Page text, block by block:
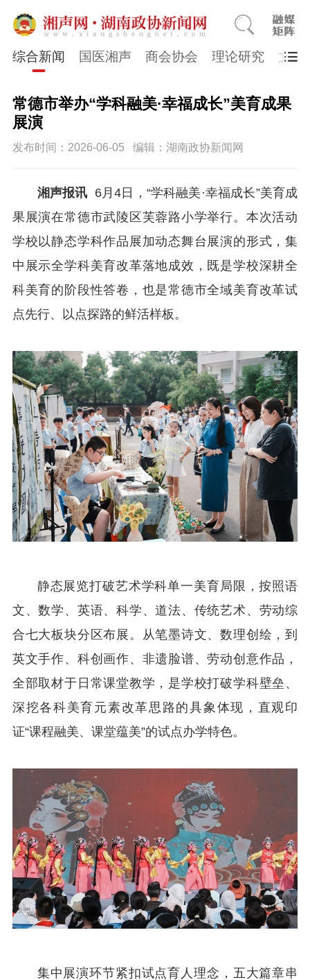
综合新闻 国医湘声 商会协会 理论研究 文史
常德市举办“学科融美·幸福成长”美育成果
展演
发布时间：2026-06-05 编辑：湖南政协新闻网
湘声报讯 6月4日，“学科融美·幸福成长”美育成
果展演在常德市武陵区芙蓉路小学举行。本次活动
学校以静态学科作品展加动态舞台展演的形式，集
中展示全学科美育改革落地成效，既是学校深耕全
科美育的阶段性答卷，也是常德市全域美育改革试
点先行、以点探路的鲜活样板。
静态展览打破艺术学科单一美育局限，按照语
文、数学、英语、科学、道法、传统艺术、劳动综
合七大板块分区布展。从笔墨诗文、数理创绘，到
英文手作、科创画作、非遗脸谱、劳动创意作品，
全部取材于日常课堂教学，是学校打破学科壁垒、
深挖各科美育元素改革思路的具象体现，直观印
证“课程融美、课堂蕴美”的试点办学特色。
集中展演环节紧扣试点育人理念，五大篇章串